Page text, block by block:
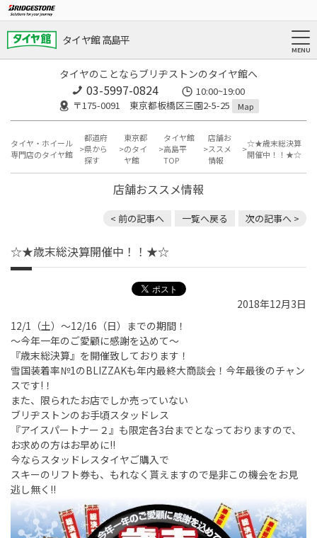
タイヤ館 高島平
タイヤのことならブリヂストンのタイヤ館へ
03-5997-0824
10:00~19:00
〒175-0091 東京都板橋区三園2-5-25
Map
タイヤ・ホイール
専門店のタイヤ館
都道府
県から
探す
東京都
のタイ
ヤ館
タイヤ館
高島平
TOP
店舗お
ススメ
情報
☆★歳末総決算
開催中！！★☆
店舗おススメ情報
< 前の記事へ 一覧へ戻る 次の記事へ >
☆★歳末総決算開催中！！★☆
2018年12月3日
12/1（土）～12/16（日）までの期間！
～今年一年のご愛顧に感謝を込めて～
『歳末総決算』を開催致しております！
雪国装着率№1のBLIZZAKも年内最終大商談会！今年最後のチャン
スです!！
また、限られたお店でしか売っていない
ブリヂストンのお手頃スタッドレス
『アイスパートナー２』も限定各3台までとなっておりますので、
お求めの方はお早めに!!
今ならスタッドレスタイヤご購入で
スキーのリフト券も、もれなく貰えますので是非この機会をお見
逃し無く!!